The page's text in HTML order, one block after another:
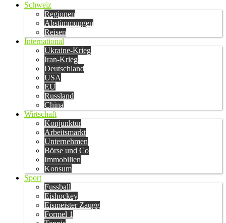
Schweiz
Regionen
Abstimmungen
Reisen
International
Ukraine-Krieg
Iran-Krieg
Deutschland
USA
EU
Russland
China
Wirtschaft
Konjunktur
Arbeitsmarkt
Unternehmen
Börse und Co
Immobilien
Konsum
Sport
Fussball
Eishockey
Eismeister Zaugg
Formel 1